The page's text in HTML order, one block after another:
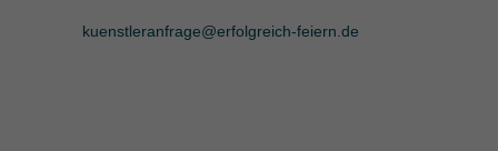
kuenstleranfrage@erfolgreich-feiern.de